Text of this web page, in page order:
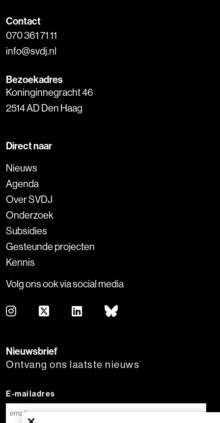
Contact
070 361 71 11
info@svdj.nl
Bezoekadres
Koninginnegracht 46
2514 AD Den Haag
Direct naar
Nieuws
Agenda
Over SVDJ
Onderzoek
Subsidies
Gesteunde projecten
Kennis
Volg ons ook via social media
Nieuwsbrief
Ontvang ons laatste nieuws
E-mailadres